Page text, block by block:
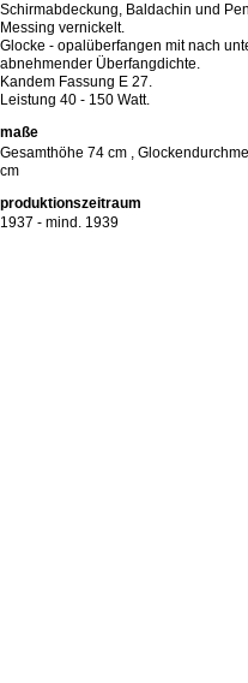
Schirmabdeckung, Baldachin und
Messing vernickelt.
Glocke - opalüberfangen mit nach
abnehmender Überfangdichte.
Kandem Fassung E 27.
Leistung 40 - 150 Watt.
maße
Gesamthöhe 74 cm ,
cm
produktionszeitraum
1937 - mind. 1939